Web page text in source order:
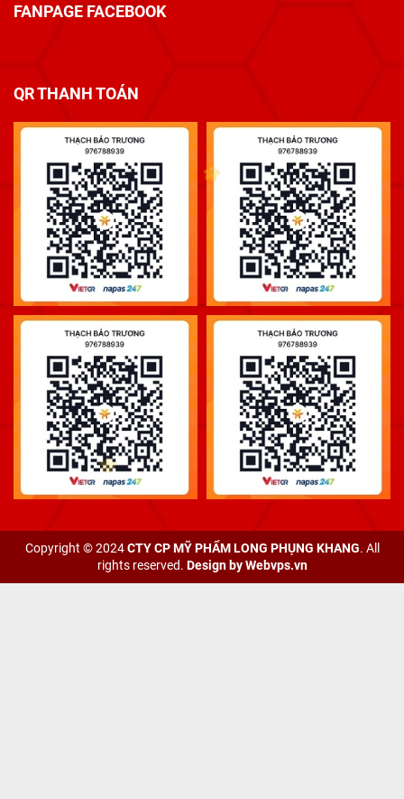
FANPAGE FACEBOOK
QR THANH TOÁN
Copyright © 2024CTY CP MỸ PHẨM LONG PHỤNG KHANG. All
rights reserved. Design byWebvps.vn